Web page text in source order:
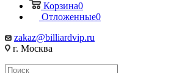
Корзина0
Отложенные0
zakaz@billiardvip.ru
г. Москва